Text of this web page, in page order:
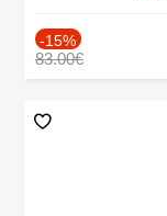
-15%
83.00€